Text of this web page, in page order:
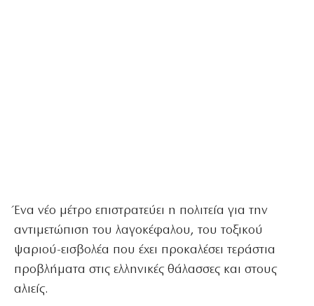
Ένα νέο μέτρο επιστρατεύει η πολιτεία για την
αντιμετώπιση του λαγοκέφαλου, του τοξικού
ψαριού-εισβολέα που έχει προκαλέσει τεράστια
προβλήματα στις ελληνικές θάλασσες και στους
αλιείς.